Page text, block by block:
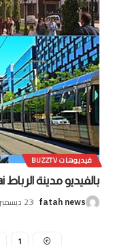
فيديوهات BUZZTV
بالفيديو مدينة الرباط yvette tai
fatah news 23 ديسمبر، 2025
1